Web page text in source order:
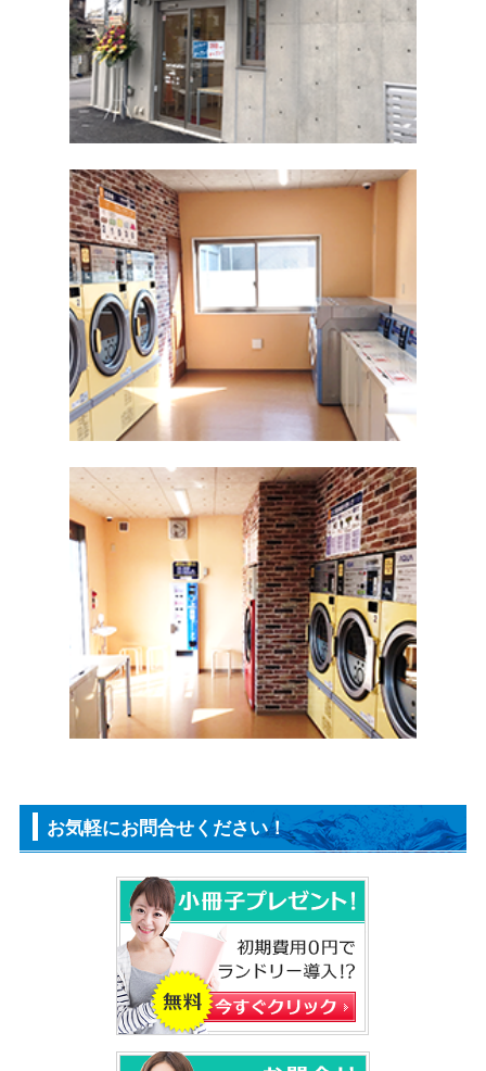
お気軽にお問合せください！